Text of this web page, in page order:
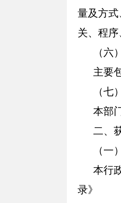
量及方
关、程
（六
主要
（七
本部
二、
（一
本行
录》